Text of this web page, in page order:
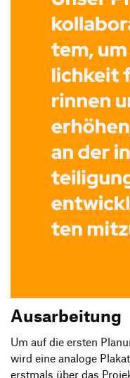
Ausarbeitung
Um auf die ersten
wird eine analoge
erstmals über das